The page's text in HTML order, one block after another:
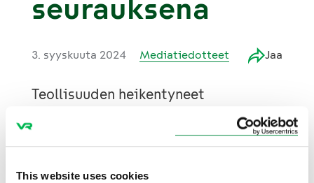
This website uses cookies
seurauksena
3. syyskuuta 2024 Mediatiedotteet Jaa
Teollisuuden heikentyneet
markkinatilanne vaikuttavat suoraan
tulevaisuuden näkymiin.